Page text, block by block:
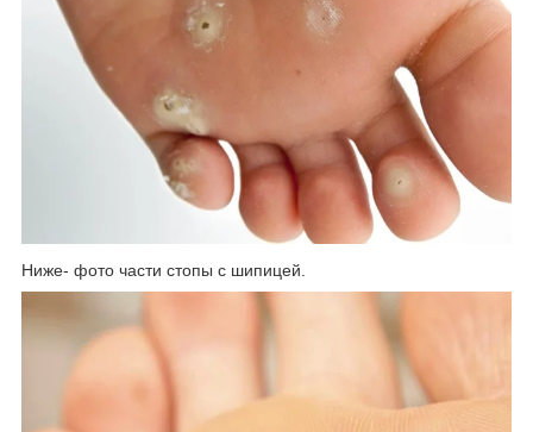
Ниже- фото части стопы с шипицей.